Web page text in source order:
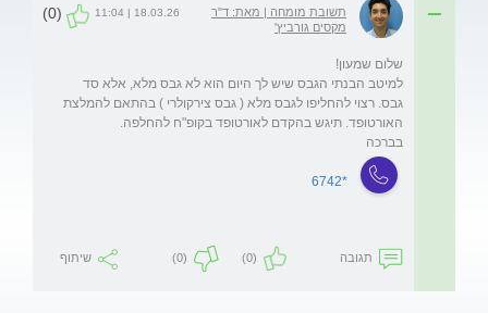
תשובת מומחה | מאת: ד"ר
מקסים גורביץ'
18.03.26 | 11:04
(0)
למיטב הבנתי הגבס שיש לך היום הוא לא גבס מלא, אלא סד
גבס. רצוי להחליפו לגבס מלא ( גבס צירקולרי ) בהתאם להמלצת
בברכה
*6742
תגובה (0)
(0) שיתוף